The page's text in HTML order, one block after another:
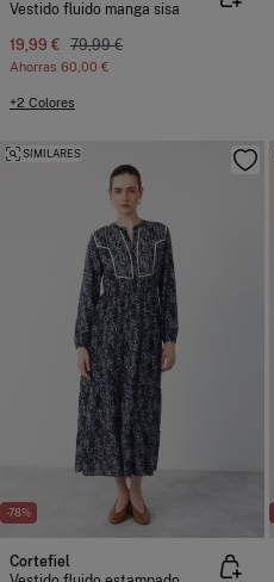
Vestido fluido manga sisa
19,99 € 79,99 €
Ahorras 60,00 €
+2 Colores
-78%
SIMILARES
Cortefiel